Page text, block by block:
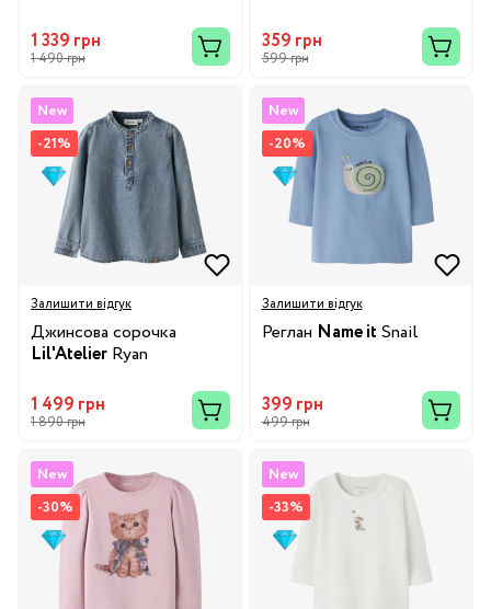
1 339 грн
1 490 грн
359 грн
599 грн
New
-21%
Залишити відгук
Джинсова сорочка
Lil'Atelier Ryan
1 499 грн
1 890 грн
New
-20%
Залишити відгук
Реглан Name it Snail
399 грн
499 грн
New
-30%
New
-33%